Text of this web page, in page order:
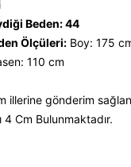
Beden: 44
Ölçüleri: Boy: 175
110 cm
illerine gönderim
4 Cm Bulunmaktadır.